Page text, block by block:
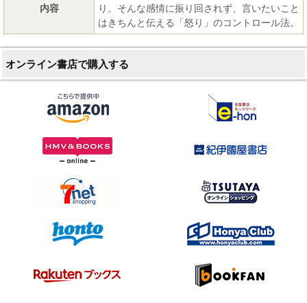
内容
り。そんな感情に振り回されず、言いたいこと
はきちんと伝える「怒り」のコントロール法。
オンライン書店で購入する